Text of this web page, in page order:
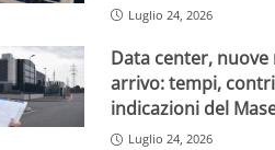
Luglio 24, 2026
Data center, nuove
arrivo: tempi,
indicazioni del
Luglio 24, 2026